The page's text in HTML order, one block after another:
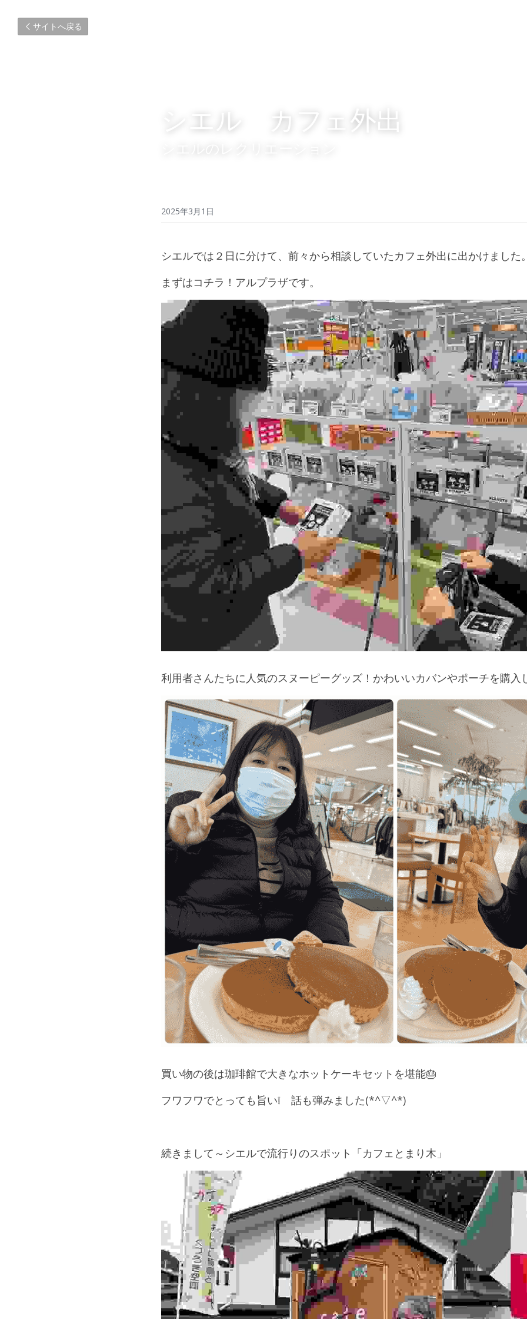
サイトへ戻る
シエル　カフェ外出
2025年3月1日
シエルでは２日に分けて、前々から相談していたカフェ外出に出かけました
まずはコチラ！アルプラザです。
利用者さんたちに人気のスヌーピーグッズ！かわいいカバンやポーチを購入
買い物の後は珈琲館で大きなホットケーキセットを堪能🎂
フワフワでとっても旨い❕　話も弾みました(*^▽^*)
続きまして～シエルで流行りのスポット「カフェとまり木」